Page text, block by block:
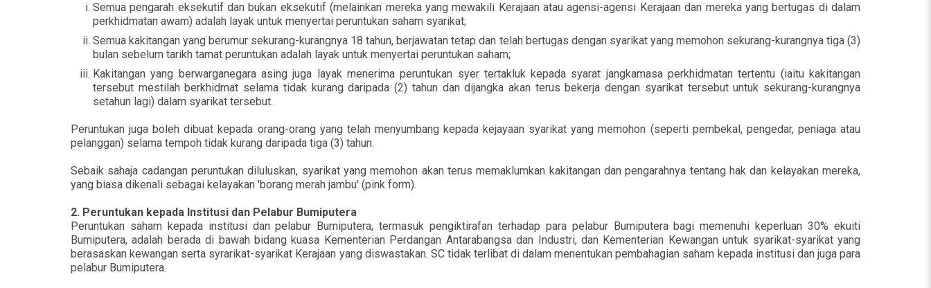
Semua pengarah eksekutif dan bukan eksekutif (melainkan mereka yang mewakili Kerajaan atau agensi-agensi Kerajaan dan mereka yang bertugas di dalam
perkhidmatan awam) adalah layak untuk menyertai peruntukan saham syarikat;
Semua kakitangan yang berumur sekurang-kurangnya 18 tahun, berjawatan tetap dan telah bertugas dengan syarikat yang memohon sekurang-kurangnya tiga (3)
bulan sebelum tarikh tamat peruntukan adalah layak untuk menyertai peruntukan saham;
Kakitangan yang berwarganegara asing juga layak menerima peruntukan syer tertakluk kepada syarat jangkamasa perkhidmatan tertentu (iaitu kakitangan
tersebut mestilah berkhidmat selama tidak kurang daripada (2) tahun dan dijangka akan terus bekerja dengan syarikat tersebut untuk sekurang-kurangnya
setahun lagi) dalam syarikat tersebut.
Peruntukan juga boleh dibuat kepada orang-orang yang telah menyumbang kepada kejayaan syarikat yang memohon (seperti pembekal, pengedar, peniaga atau
pelanggan) selama tempoh tidak kurang daripada tiga (3) tahun.
Sebaik sahaja cadangan peruntukan diluluskan, syarikat yang memohon akan terus memaklumkan kakitangan dan pengarahnya tentang hak dan kelayakan mereka,
yang biasa dikenali sebagai kelayakan 'borang merah jambu' (pink form).
2. Peruntukan kepada Institusi dan Pelabur Bumiputera
Peruntukan saham kepada institusi dan pelabur Bumiputera, termasuk pengiktirafan terhadap para pelabur Bumiputera bagi memenuhi keperluan 30% ekuiti
Bumiputera, adalah berada di bawah bidang kuasa Kementerian Perdangan Antarabangsa dan Industri, dan Kementerian Kewangan untuk syarikat-syarikat yang
berasaskan kewangan serta syrarikat-syarikat Kerajaan yang diswastakan. SC tidak terlibat di dalam menentukan pembahagian saham kepada institusi dan juga para
pelabur Bumiputera.